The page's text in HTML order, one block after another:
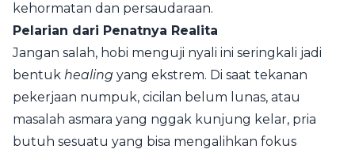
kehormatan dan persaudaraan.
Pelarian dari Penatnya Realita
Jangan salah, hobi menguji nyali ini seringkali jadi
bentuk healing yang ekstrem. Di saat tekanan
pekerjaan numpuk, cicilan belum lunas, atau
masalah asmara yang nggak kunjung kelar, pria
butuh sesuatu yang bisa mengalihkan fokus